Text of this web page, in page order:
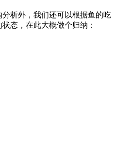
析外，我们还可以根据鱼的吃
态，在此大概做个归纳：